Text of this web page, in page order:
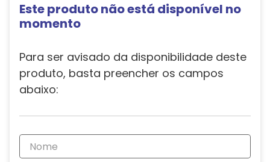
Este produto não está disponível no
momento
Para ser avisado da disponibilidade deste
produto, basta preencher os campos
abaixo: